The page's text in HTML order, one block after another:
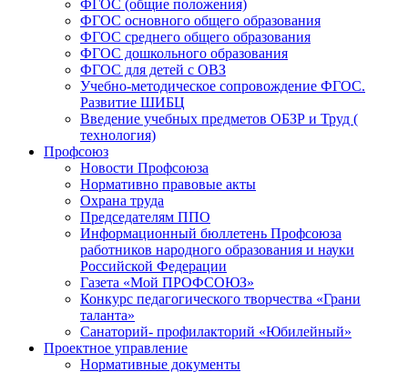
ФГОС (общие положения)
ФГОС основного общего образования
ФГОС среднего общего образования
ФГОС дошкольного образования
ФГОС для детей с ОВЗ
Учебно-методическое сопровождение ФГОС.
Развитие ШИБЦ
Введение учебных предметов ОБЗР и Труд (
технология)
Профсоюз
Новости Профсоюза
Нормативно правовые акты
Охрана труда
Председателям ППО
Информационный бюллетень Профсоюза
работников народного образования и науки
Российской Федерации
Газета «Мой ПРОФСОЮЗ»
Конкурс педагогического творчества «Грани
таланта»
Санаторий- профилакторий «Юбилейный»
Проектное управление
Нормативные документы